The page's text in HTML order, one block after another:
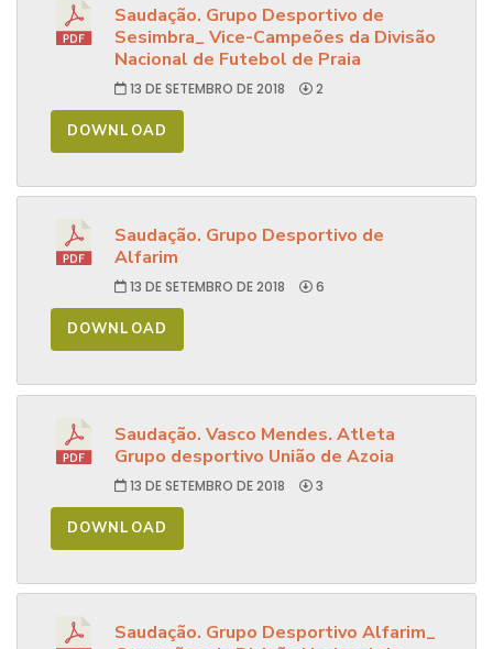
Saudação. Grupo Desportivo de
Sesimbra_ Vice-Campeões da Divisão
Nacional de Futebol de Praia
13 DE SETEMBRO DE 2018 2
DOWNLOAD
Saudação. Grupo Desportivo de
Alfarim
13 DE SETEMBRO DE 2018 6
DOWNLOAD
Saudação. Vasco Mendes. Atleta
Grupo desportivo União de Azoia
13 DE SETEMBRO DE 2018 3
DOWNLOAD
Saudação. Grupo Desportivo Alfarim_